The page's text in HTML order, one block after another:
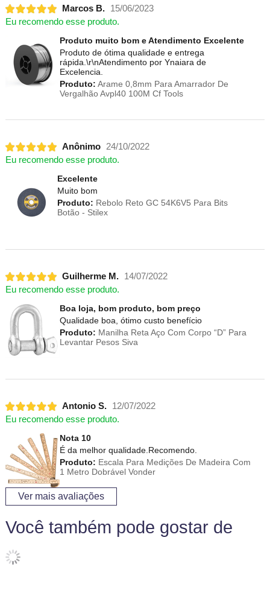
Marcos B.
15/06/2023
Eu recomendo esse produto.
Produto muito bom e Atendimento Excelente
Produto de ótima qualidade e entrega
rápida.\r\nAtendimento por Ynaiara de
Excelencia.
Produto: Arame 0,8mm Para Amarrador De
Vergalhão Avpl40 100M Cf Tools
Anônimo 24/10/2022
Eu recomendo esse produto.
Excelente
Muito bom
Produto: Rebolo Reto GC 54K6V5 Para Bits
Botão - Stilex
Guilherme M.
14/07/2022
Eu recomendo esse produto.
Boa loja, bom produto, bom preço
Qualidade boa, ótimo custo benefício
Produto: Manilha Reta Aço Com Corpo “D” Para
Levantar Pesos Siva
Antonio S.
12/07/2022
Eu recomendo esse produto.
Nota 10
É da melhor qualidade.Recomendo.
Produto: Escala Para Medições De Madeira Com
1 Metro Dobrável Vonder
Ver mais avaliações
Você também pode gostar de